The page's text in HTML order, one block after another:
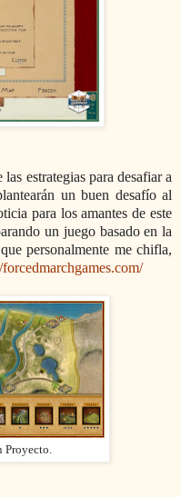
estrategias para desafiar a
un buen desafío al
para los amantes de este
un juego basado en la
personalmente me chifla,
Proyecto.